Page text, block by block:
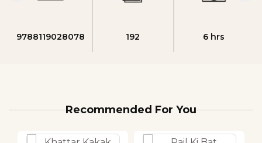
9788119028078 192 6 hrs
Recommended For You